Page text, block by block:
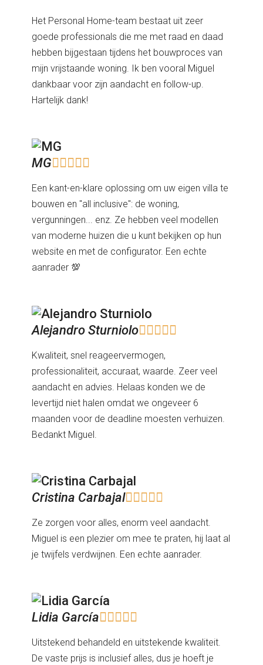
Het Personal Home-team bestaat uit zeer
goede professionals die me met raad en daad
hebben bijgestaan tijdens het bouwproces van
mijn vrijstaande woning. Ik ben vooral Miguel
dankbaar voor zijn aandacht en follow-up.
Hartelijk dank!
MG
Een kant-en-klare oplossing om uw eigen villa te
bouwen en "all inclusive": de woning,
vergunningen... enz. Ze hebben veel modellen
van moderne huizen die u kunt bekijken op hun
website en met de configurator. Een echte
aanrader 💯
Alejandro Sturniolo
Kwaliteit, snel reageervermogen,
professionaliteit, accuraat, waarde. Zeer veel
aandacht en advies. Helaas konden we de
levertijd niet halen omdat we ongeveer 6
maanden voor de deadline moesten verhuizen.
Bedankt Miguel.
Cristina Carbajal
Ze zorgen voor alles, enorm veel aandacht.
Miguel is een plezier om mee te praten, hij laat al
je twijfels verdwijnen. Een echte aanrader.
Lidia García
Uitstekend behandeld en uitstekende kwaliteit.
De vaste prijs is inclusief alles, dus je hoeft je